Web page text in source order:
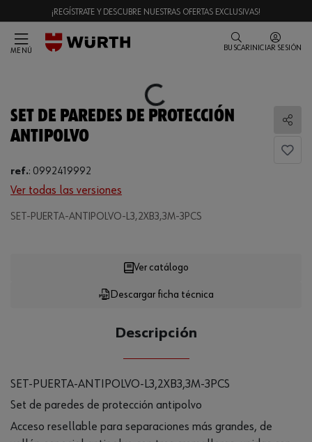
¡REGÍSTRATE Y DESCUBRE NUESTRAS OFERTAS EXCLUSIVAS!
MENÚ BUSCAR INICIAR SESIÓN
Loading...
SET DE PAREDES DE PROTECCIÓN
ANTIPOLVO
ref.: 0992419992
Ver todas las versiones
SET-PUERTA-ANTIPOLVO-L3,2XB3,3M-3PCS
Loading...
Descargar ficha técnica
Ver catálogo
Descripción
SET-PUERTA-ANTIPOLVO-L3,2XB3,3M-3PCS
Set de paredes de protección antipolvo
Acceso resellable para separaciones más grandes, de